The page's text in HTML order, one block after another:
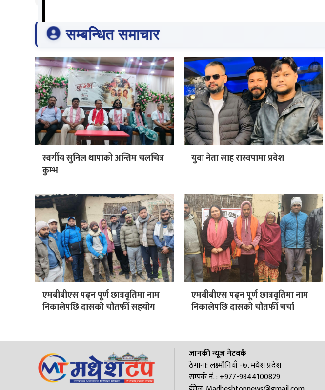
सम्बन्धित समाचार
स्वर्गीय सुनिल थापाको अन्तिम चलचित्र
कुम्भ
युवा नेता साह रास्वपामा प्रवेश
एमबीबीएस पढ्न पूर्ण छात्रवृतिमा नाम
निकालेपछि दासको चौतर्फी सहयोग
एमबीबीएस पढ्न पूर्ण छात्रवृतिमा नाम
निकालेपछि दासको चौतर्फी चर्चा
जानकी न्यूज नेटवर्क
ठेगाना: लक्ष्मीनियाँ -७, मधेश प्रदेश
सम्पर्क नं. : +977-9844100829